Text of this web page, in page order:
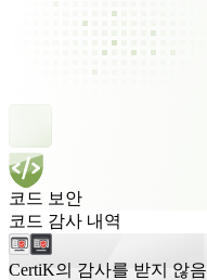
코드 보안
코드 감사 내역
CertiK의 감사를 받지 않음